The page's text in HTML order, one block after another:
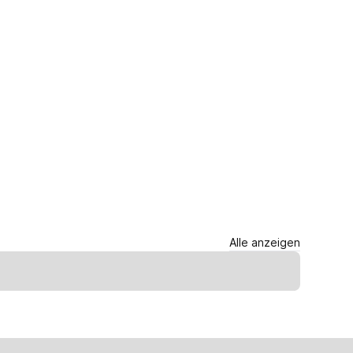
Alle anzeigen